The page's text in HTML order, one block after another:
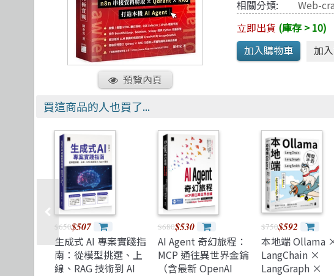
預覽內頁
相關分類:
Web-
立即出貨 (庫存 > 10)
買這商品的人也買了...
$650$507
生成式 AI 專案實踐指
南：從模型挑選、上
線、RAG 技術到 AI
$680$530
AI Agent 奇幻旅程：
MCP 通往異世界金鑰
（含最新 OpenAI
$750$592
本地端 Ollama
LangChain ×
LangGraph ×